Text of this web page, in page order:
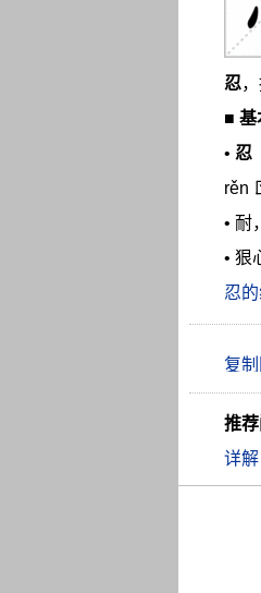
忍
■ 基
• 忍
rěn
• 耐
• 狠
忍
推
详